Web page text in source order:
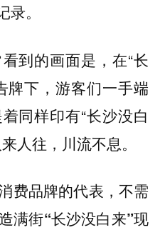
。
到的画面是，在“长
牌下，游客们一手端
同样印有“长沙没白
人往，川流不息。
费品牌的代表，不需
满街“长沙没白来”现